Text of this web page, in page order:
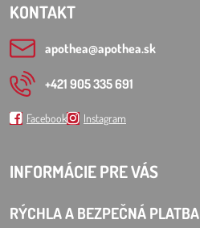
KONTAKT
apothea​@apothea​.sk
+421 905 335 691
Facebook Instagram
INFORMÁCIE PRE VÁS
RÝCHLA A BEZPEČNÁ PLATBA